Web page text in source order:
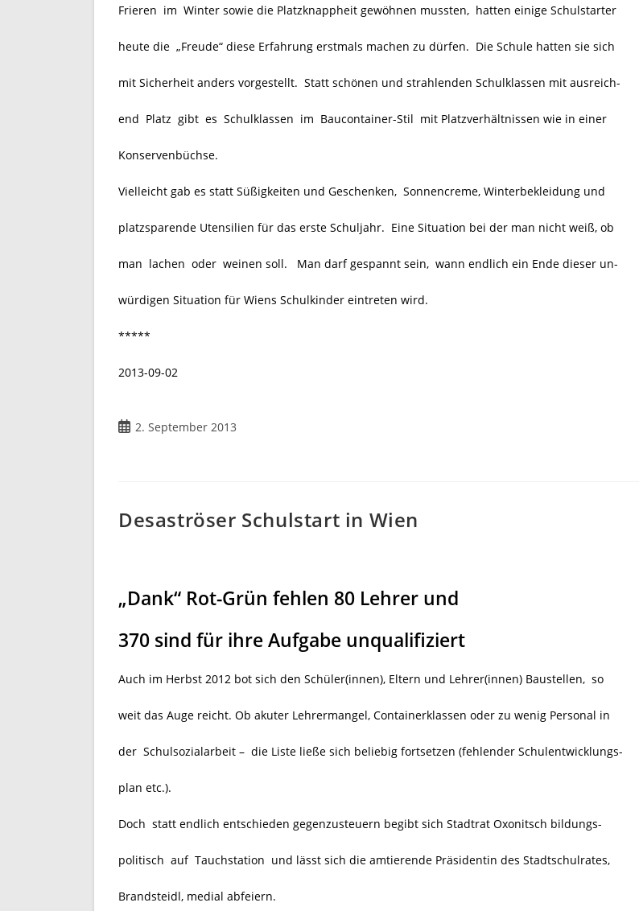
Frieren im Winter sowie die Platzknappheit gewöhnen mussten, hatten einige Schulstarter
heute die „Freude“ diese Erfahrung erstmals machen zu dürfen. Die Schule hatten sie sich
mit Sicherheit anders vorgestellt. Statt schönen und strahlenden Schulklassen mit ausreich-
end Platz gibt es Schulklassen im Baucontainer-Stil mit Platzverhältnissen wie in einer
Konservenbüchse.
Vielleicht gab es statt Süßigkeiten und Geschenken, Sonnencreme, Winterbekleidung und
platzsparende Utensilien für das erste Schuljahr. Eine Situation bei der man nicht weiß, ob
man lachen oder weinen soll. Man darf gespannt sein, wann endlich ein Ende dieser un-
würdigen Situation für Wiens Schulkinder eintreten wird.
*****
2013-09-02
2. September 2013
Desaströser Schulstart in Wien
„Dank“ Rot-Grün fehlen 80 Lehrer und
370 sind für ihre Aufgabe unqualifiziert
Auch im Herbst 2012 bot sich den Schüler(innen), Eltern und Lehrer(innen) Baustellen, so
weit das Auge reicht. Ob akuter Lehrermangel, Containerklassen oder zu wenig Personal in
der Schulsozialarbeit – die Liste ließe sich beliebig fortsetzen (fehlender Schulentwicklungs-
plan etc.).
Doch statt endlich entschieden gegenzusteuern begibt sich Stadtrat Oxonitsch bildungs-
politisch auf Tauchstation und lässt sich die amtierende Präsidentin des Stadtschulrates,
Brandsteidl, medial abfeiern.